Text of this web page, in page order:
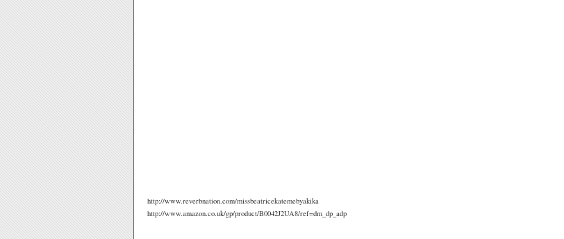
http://www.reverbnation.com/missbeatricekatemebyakika
http://www.amazon.co.uk/gp/product/B0042J2UA8/ref=dm_dp_adp